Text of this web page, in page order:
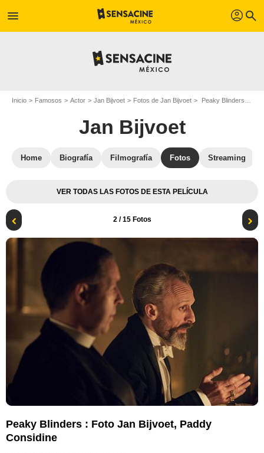
menu profil search
Inicio Famosos Actor Jan Bijvoet Fotos de Jan Bijvoet Peaky Blinders : Foto Jan Bijvoet, Paddy Considine
Jan Bijvoet
Home Biografía Filmografía Fotos Streaming
VER TODAS LAS FOTOS DE ESTA PELÍCULA
2/ 15 Fotos
Peaky Blinders : Foto Jan Bijvoet, Paddy
Considine